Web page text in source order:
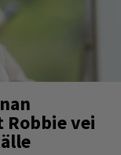
vei